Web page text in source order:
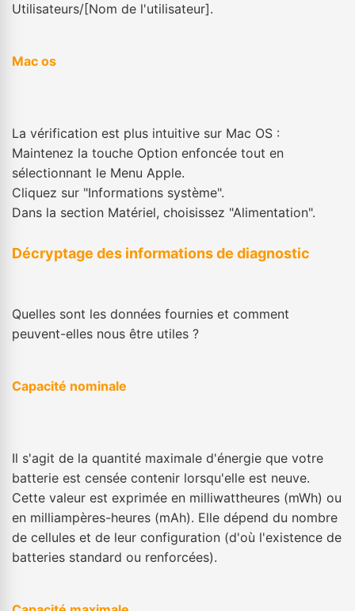
Utilisateurs/[Nom de l'utilisateur].
Mac os
La vérification est plus intuitive sur Mac OS :
Maintenez la touche Option enfoncée tout en
sélectionnant le Menu Apple.
Cliquez sur "Informations système".
Dans la section Matériel, choisissez "Alimentation".
Décryptage des informations de diagnostic
Quelles sont les données fournies et comment
peuvent-elles nous être utiles ?
Capacité nominale
Il s'agit de la quantité maximale d'énergie que votre
batterie est censée contenir lorsqu'elle est neuve.
Cette valeur est exprimée en milliwattheures (mWh) ou
en milliampères-heures (mAh). Elle dépend du nombre
de cellules et de leur configuration (d'où l'existence de
batteries standard ou renforcées).